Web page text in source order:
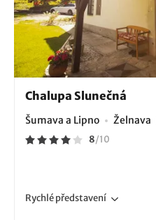
Chalupa Slunečná
Šumava a Lipno Želnava
8/10
Rychlépředstavení